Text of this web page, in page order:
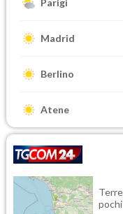
Parigi
Madrid
Berlino
Atene